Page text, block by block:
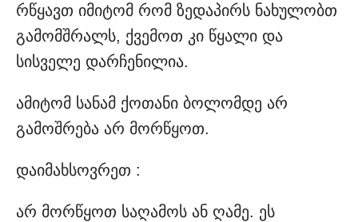
რწყავთ იმიტომ რომ ზედაპირს ნახულობთ
გამომშრალს, ქვემოთ კი წყალი და
სისველე დარჩენილია.
ამიტომ სანამ ქოთანი ბოლომდე არ
გამოშრება არ მორწყოთ.
დაიმახსოვრეთ :
არ მორწყოთ საღამოს ან ღამე. ეს